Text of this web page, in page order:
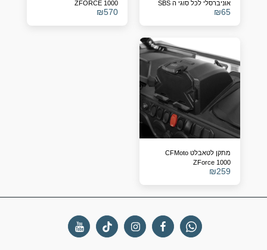
אוניברסלי לכל סוגי ה SBS
₪65
ZFORCE 1000
₪570
מתקן לטאבלט CFMoto
ZForce 1000
₪259